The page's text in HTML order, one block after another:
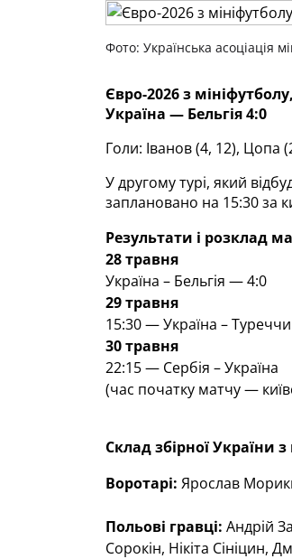
Фото: Українська асоціація
Євро-2026 з
Україна — Бельгія 4:0
Голи: Іванов (4, 12), Цопа
У другому турі, який
заплановано на 15:30 за
Результати і розклад
28 травня
Україна – Бельгія — 4:0
29 травня
15:30 — Україна –
30 травня
22:15 — Сербія – Україна
(час початку матчу—
Склад збірної України
Воротарі: Ярослав
Польові гравці: Андрій
Сорокін, Нікіта Сініцин,